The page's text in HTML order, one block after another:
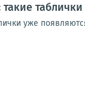
уже